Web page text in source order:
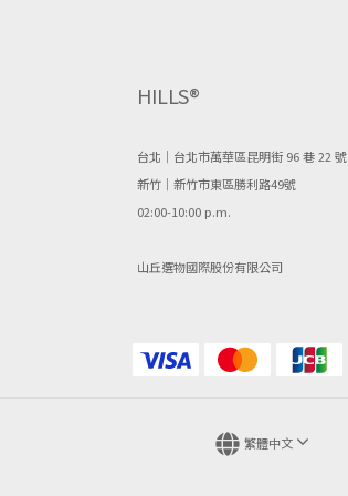
HILLS®
台北｜台北市萬華區昆明街 96 巷 22 號
新竹｜新竹市東區勝利路49號
02:00-10:00 p.m.
山丘選物國際股份有限公司
繁體中文